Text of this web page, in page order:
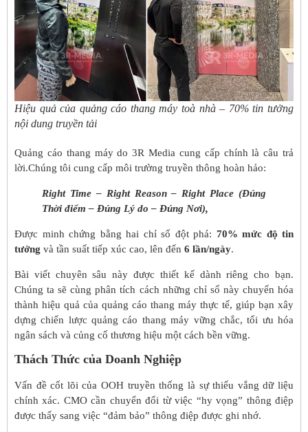
Hiệu quả của quảng cáo thang máy toà nhà – 70% tin tưởng
nội dung truyền tải
Quảng cáo thang máy do 3R Media cung cấp chính là câu trả
lời.Chúng tôi cung cấp môi trường truyền thông hoàn hảo:
Right Time – Right Reason – Right Place (Đúng
Thời điểm – Đúng Lý do – Đúng Nơi),
Được minh chứng bằng hai chỉ số đột phá: 70% mức độ tin
tưởng và tần suất tiếp xúc cao, lên đến 6 lần/ngày.
Bài viết chuyên sâu này được thiết kế dành riêng cho bạn.
Chúng ta sẽ cùng phân tích cách những chỉ số này chuyển hóa
thành hiệu quả của quảng cáo thang máy thực tế, giúp bạn xây
dựng chiến lược quảng cáo thang máy vững chắc, tối ưu hóa
ngân sách và củng cố thương hiệu một cách bền vững.
Thách Thức của Doanh Nghiệp
Vấn đề cốt lõi của OOH truyền thống là sự thiếu vắng dữ liệu
chính xác. CMO cần chuyển đổi từ việc “hy vọng” thông điệp
được thấy sang việc “đảm bảo” thông điệp được ghi nhớ.